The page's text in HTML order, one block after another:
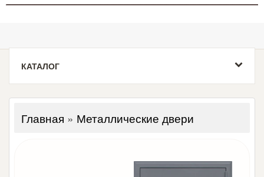
КАТАЛОГ
Главная » Металлические двери